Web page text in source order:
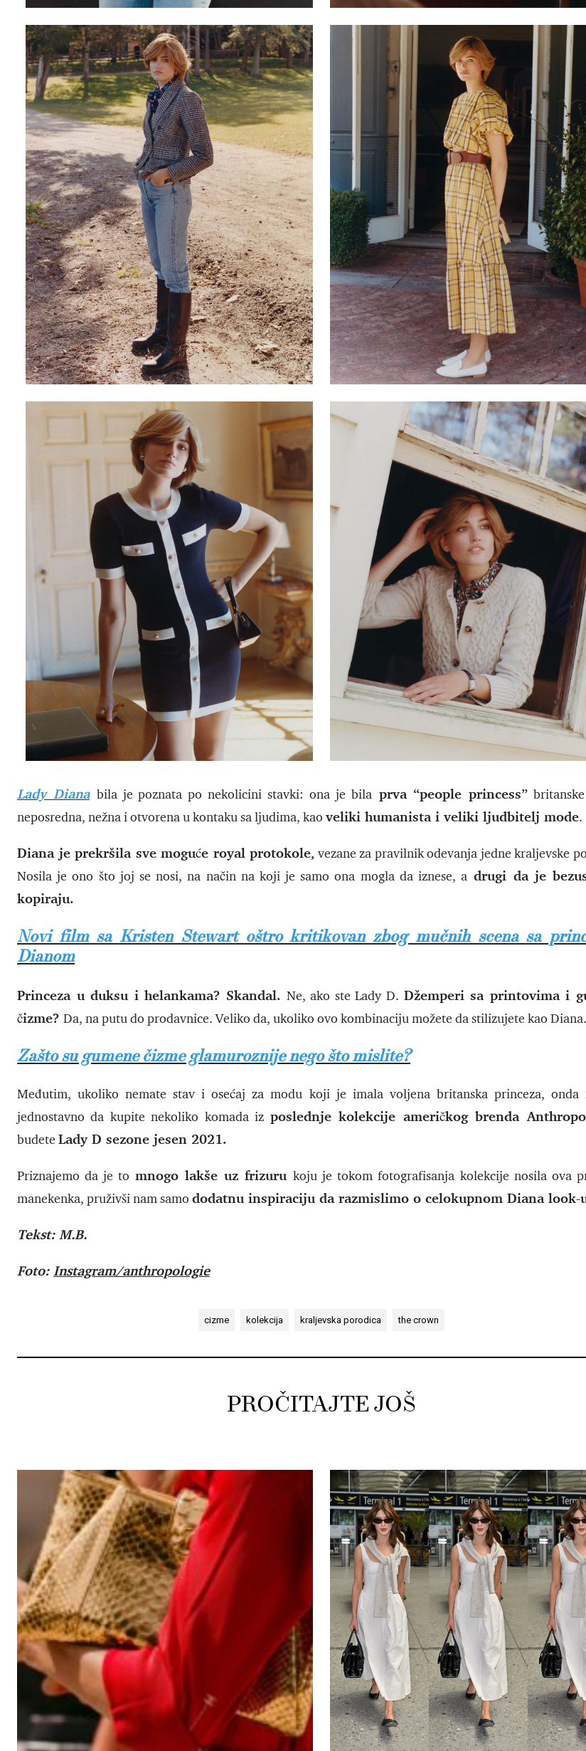
Lady Diana bila je poznata po nekolicini stavki: ona je bila prva “people princess”
neposredna, nežna i otvorena u kontaku sa ljudima, kaoveliki humanista i veliki ljudbitelj mode.
Diana je prekršila sve moguće royal protokole, vezane za pravilnik odevanja jedne kraljevske
Nosila je ono što joj se nosi, na način na koji je samo ona mogla da iznese, a drugi da je
kopiraju.
Novi film sa Kristen Stewart oštro kritikovan zbog mučnih scena sa
Dianom
Princeza u duksu i helankama? Skandal. Ne, ako ste Lady D. Džemperi sa printovima i
čizme? Da, na putu do prodavnice. Veliko da, ukoliko ovo kombinaciju možete da stilizujete kao Diana.
Zašto su gumene čizme glamuroznije nego što mislite?
Međutim, ukoliko nemate stav i osećaj za modu koji je imala voljena britanska princeza, onda
jednostavno da kupite nekoliko komada iz poslednje kolekcije američkog brenda
budete Lady D sezone jesen 2021.
Priznajemo da je to mnogo lakše uz frizurukoju je tokom fotografisanja kolekcije nosila ova
manekenka, pruživši nam samo dodatnu inspiraciju da razmislimo o celokupnom Diana look-
Tekst: M.B.
Foto: Instagram/anthropologie
cizme kolekcija kraljevska porodica the crown
PROČITAJTE JOŠ